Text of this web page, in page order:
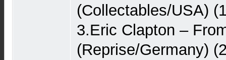
(Collectables/USA)
3.Eric Clapton –
(Reprise/Germany)